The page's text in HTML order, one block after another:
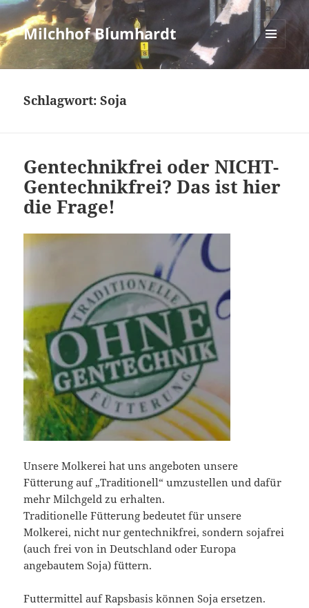
Milchhof Blumhardt
MENÜ
Schlagwort:Soja
Gentechnikfrei oder NICHT-
Gentechnikfrei? Das ist hier
die Frage!
Unsere Molkerei hat uns angeboten unsere
Fütterung auf „Traditionell“ umzustellen und dafür
mehr Milchgeld zu erhalten.
Traditionelle Fütterung bedeutet für unsere
Molkerei, nicht nur gentechnikfrei, sondern sojafrei
(auch frei von in Deutschland oder Europa
angebautem Soja) füttern.
Futtermittel auf Rapsbasis können Soja ersetzen.